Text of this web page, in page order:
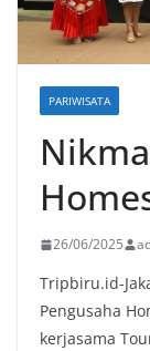
PARIWISATA
26/06/2025
Tripbiru.id-
Pengusaha
kerjasama